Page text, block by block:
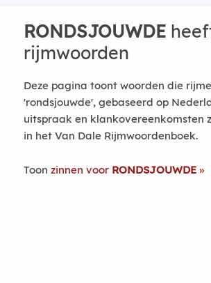
RONDSJOUWDE
rijmwoorden
Deze pagina toont woorden die
'rondsjouwde', gebaseerd op
uitspraak en klankovereenkomsten
in het Van Dale Rijmwoordenboek.
Toon zinnen voor RONDSJOUWDE